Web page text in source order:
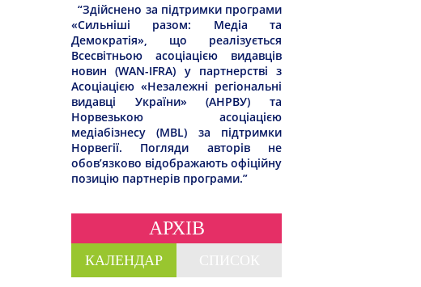
“Здійснено за підтримки програми
«Сильніші разом: Медіа та
Демократія», що реалізується
Всесвітньою асоціацією видавців
новин (WAN-IFRA) у партнерстві з
Асоціацією «Незалежні регіональні
видавці України» (АНРВУ) та
Норвезькою асоціацією
медіабізнесу (MBL) за підтримки
Норвегії. Погляди авторів не
обов’язково відображають офіційну
позицію партнерів програми.”
АРХІВ
КАЛЕНДАР